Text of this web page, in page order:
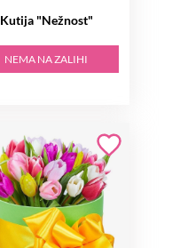
Kutija "Nežnost"
NEMA NA ZALIHI